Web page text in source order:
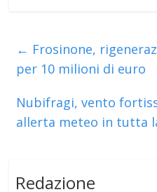
← Frosinone,
per 10 milioni di euro
Nubifragi, vento
allerta meteo in tutta
Redazione